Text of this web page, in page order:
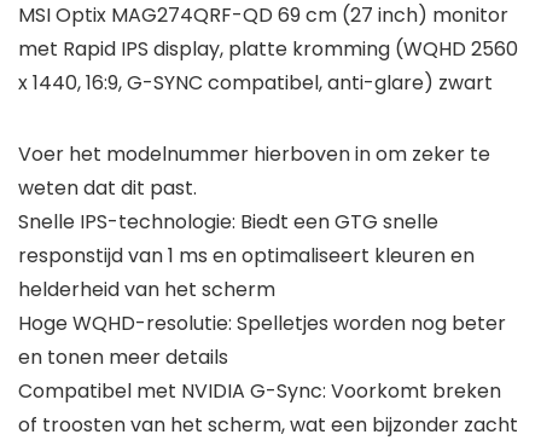
MSI Optix MAG274QRF-QD 69 cm (27 inch) monitor
met Rapid IPS display, platte kromming (WQHD 2560
x 1440, 16:9, G-SYNC compatibel, anti-glare) zwart
Voer het modelnummer hierboven in om zeker te
weten dat dit past.
Snelle IPS-technologie: Biedt een GTG snelle
responstijd van 1 ms en optimaliseert kleuren en
helderheid van het scherm
Hoge WQHD-resolutie: Spelletjes worden nog beter
en tonen meer details
Compatibel met NVIDIA G-Sync: Voorkomt breken
of troosten van het scherm, wat een bijzonder zacht